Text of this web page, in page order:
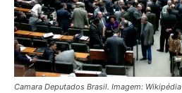
Camara Deputados Brasil. Imagem: Wikipédia